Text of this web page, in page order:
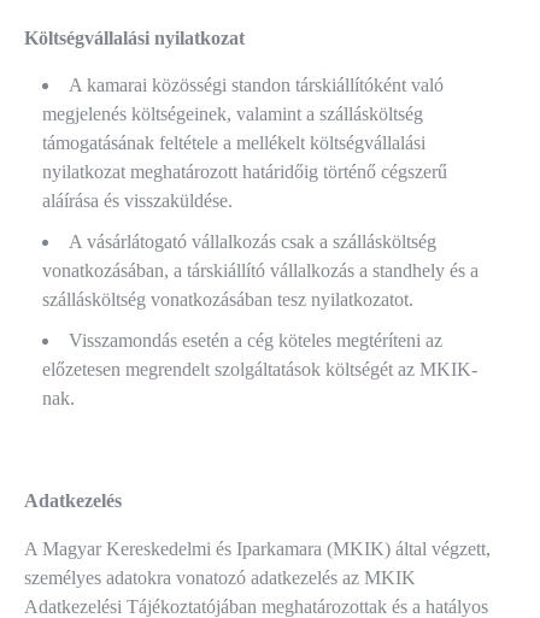
Költségvállalási nyilatkozat
A kamarai közösségi standon társkiállítóként való
megjelenés költségeinek, valamint a szállásköltség
támogatásának feltétele a mellékelt költségvállalási
nyilatkozat meghatározott határidőig történő cégszerű
aláírása és visszaküldése.
A vásárlátogató vállalkozás csak a szállásköltség
vonatkozásában, a társkiállító vállalkozás a standhely és a
szállásköltség vonatkozásában tesz nyilatkozatot.
Visszamondás esetén a cég köteles megtéríteni az
előzetesen megrendelt szolgáltatások költségét az MKIK-
nak.
Adatkezelés
A Magyar Kereskedelmi és Iparkamara (MKIK) által végzett,
személyes adatokra vonatozó adatkezelés az MKIK
Adatkezelési Tájékoztatójában meghatározottak és a hatályos